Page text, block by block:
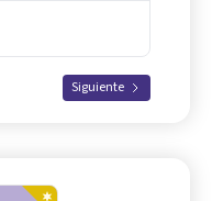
Siguiente